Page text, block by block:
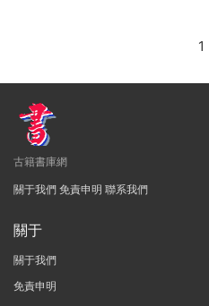
1
古籍書庫網
關于我們 免責申明 聯系我們
關于
關于我們
免責申明